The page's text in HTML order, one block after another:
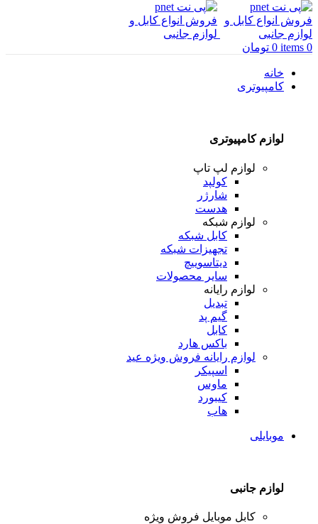
0
items
0 تومان
خانه
کامپیوتری
لوازم کامپیوتری
لوازم لپ تاپ
کولپد
شارژر
هدست
لوازم شبکه
کابل شبکه
تجهیزات شبکه
دیتاسوییچ
سایر محصولات
لوازم رایانه
تبدیل
گیم پد
کابل
باکس هارد
لوازم رایانه فروش ویژه عید
اسپیکر
ماوس
کیبورد
هاب
موبایلی
لوازم جانبی
کابل موبایل فروش ویژه